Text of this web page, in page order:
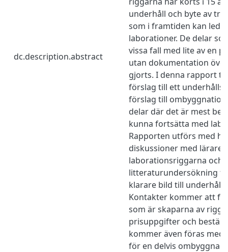
dc.description.abstract
underhåll och byte av
som i framtiden kan
laborationer. De delar
vissa fall med lite av en
utan dokumentation
gjorts. I denna rapport
förslag till ett
förslag till ombyggnation
delar där det är mest
kunna fortsätta med
Rapporten utförs med
diskussioner med lärare
laborationsriggarna och
litteraturundersökning
klarare bild till
Kontakter kommer att
som är skaparna av
prisuppgifter och
kommer även föras med
för en delvis ombyggnad